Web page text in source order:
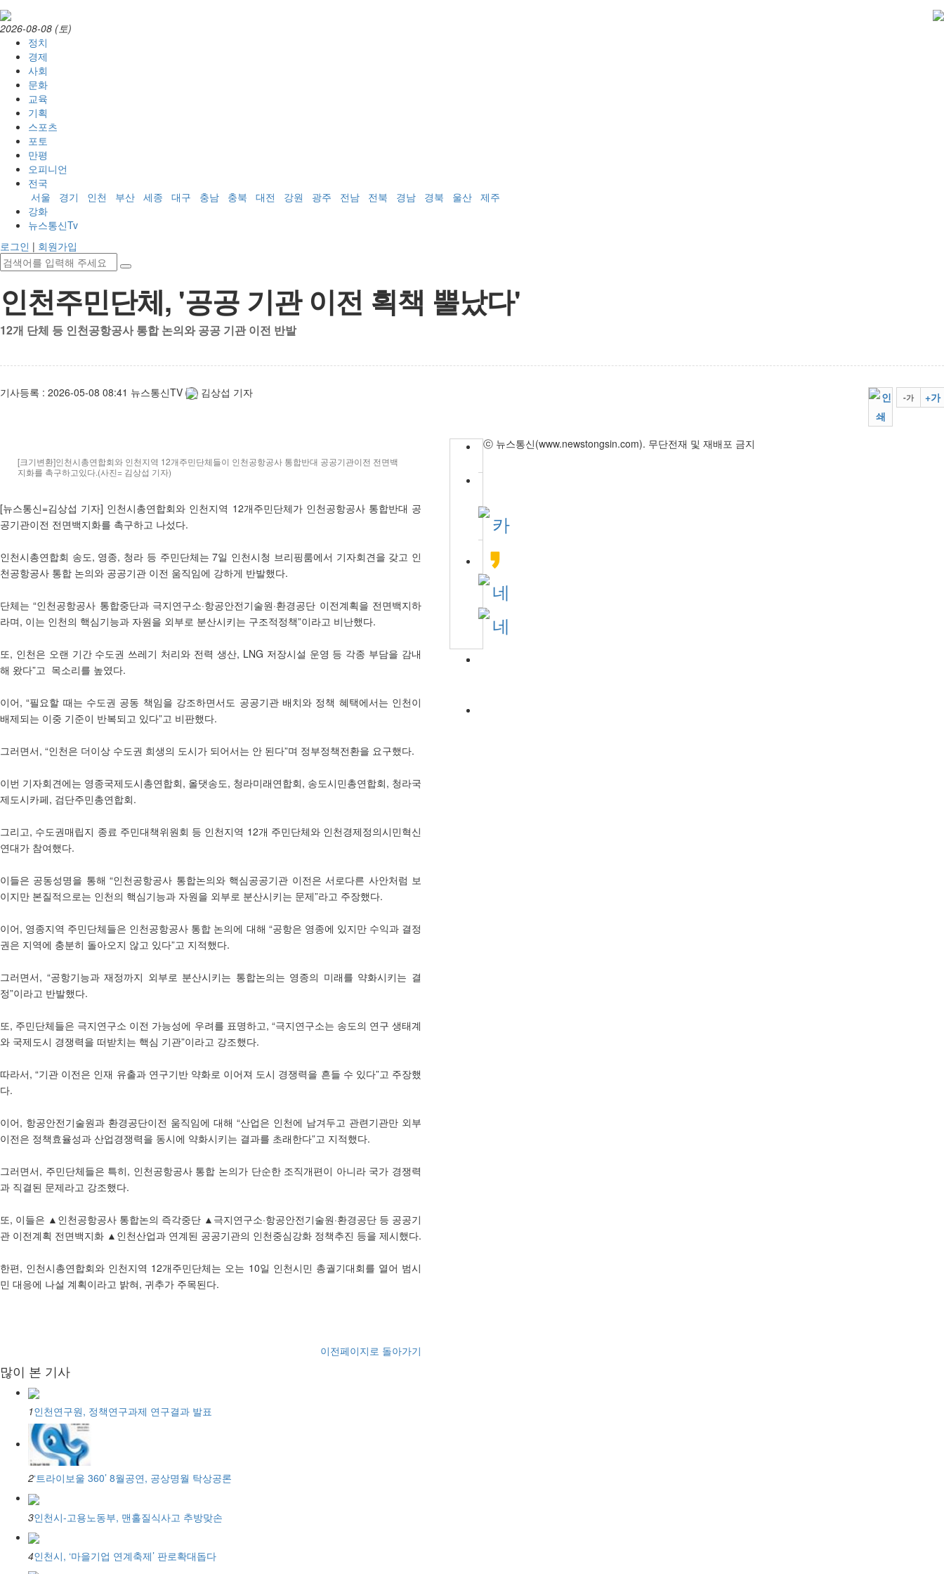
2026-08-08 (토)
정치
경제
사회
문화
교육
기획
스포츠
포토
만평
오피니언
전국
서울
경기 인천 부산 세종 대구 충남 충북 대전 강원 광주 전남 전북 경남 경북 울산 제주
강화
뉴스통신Tv
로그인 | 회원가입
인천주민단체, '공공 기관 이전 획책 뿔났다'
12개 단체 등 인천공항공사 통합 논의와 공공 기관 이전 반발
기사등록 : 2026-05-08 08:41 뉴스통신TV 김상섭 기자 -가 +가
[크기변환]인천시총연합회와 인천지역 12개주민단체들이 인천공항공사 통합반대 공공기관이전 전면백
지화를 촉구하고있다.(사진= 김상섭 기자)
[뉴스통신=김상섭 기자] 인천시총연합회와 인천지역 12개주민단체가 인천공항공사 통합반대 공
공기관이전 전면백지화를 촉구하고 나섰다.
인천시총연합회 송도, 영종, 청라 등 주민단체는 7일 인천시청 브리핑룸에서 기자회견을 갖고 인
천공항공사 통합 논의와 공공기관 이전 움직임에 강하게 반발했다.
단체는 “인천공항공사 통합중단과 극지연구소·항공안전기술원·환경공단 이전계획을 전면백지하
라며, 이는 인천의 핵심기능과 자원을 외부로 분산시키는 구조적정책”이라고 비난했다.
또, 인천은 오랜 기간 수도권 쓰레기 처리와 전력 생산, LNG 저장시설 운영 등 각종 부담을 감내
해 왔다”고 목소리를 높였다.
이어, “필요할 때는 수도권 공동 책임을 강조하면서도 공공기관 배치와 정책 혜택에서는 인천이
배제되는 이중 기준이 반복되고 있다”고 비판했다.
그러면서, “인천은 더이상 수도권 희생의 도시가 되어서는 안 된다”며 정부정책전환을 요구했다.
이번 기자회견에는 영종국제도시총연합회, 올댓송도, 청라미래연합회, 송도시민총연합회, 청라국
제도시카페, 검단주민총연합회.
그리고, 수도권매립지 종료 주민대책위원회 등 인천지역 12개 주민단체와 인천경제정의시민혁신
연대가 참여했다.
이들은 공동성명을 통해 “인천공항공사 통합논의와 핵심공공기관 이전은 서로다른 사안처럼 보
이지만 본질적으로는 인천의 핵심기능과 자원을 외부로 분산시키는 문제”라고 주장했다.
이어, 영종지역 주민단체들은 인천공항공사 통합 논의에 대해 “공항은 영종에 있지만 수익과 결정
권은 지역에 충분히 돌아오지 않고 있다”고 지적했다.
그러면서, “공항기능과 재정까지 외부로 분산시키는 통합논의는 영종의 미래를 약화시키는 결
정”이라고 반발했다.
또, 주민단체들은 극지연구소 이전 가능성에 우려를 표명하고, “극지연구소는 송도의 연구 생태계
와 국제도시 경쟁력을 떠받치는 핵심 기관”이라고 강조했다.
따라서, “기관 이전은 인재 유출과 연구기반 약화로 이어져 도시 경쟁력을 흔들 수 있다”고 주장했
다.
이어, 항공안전기술원과 환경공단이전 움직임에 대해 “산업은 인천에 남겨두고 관련기관만 외부
이전은 정책효율성과 산업경쟁력을 동시에 약화시키는 결과를 초래한다”고 지적했다.
그러면서, 주민단체들은 특히, 인천공항공사 통합 논의가 단순한 조직개편이 아니라 국가 경쟁력
과 직결된 문제라고 강조했다.
또, 이들은 ▲인천공항공사 통합논의 즉각중단 ▲극지연구소·항공안전기술원·환경공단 등 공공기
관 이전계획 전면백지화 ▲인천산업과 연계된 공공기관의 인천중심강화 정책추진 등을 제시했다.
한편, 인천시총연합회와 인천지역 12개주민단체는 오는 10일 인천시민 총궐기대회를 열어 범시
민 대응에 나설 계획이라고 밝혀, 귀추가 주목된다.
ⓒ 뉴스통신(www.newstongsin.com). 무단전재 및 재배포 금지
이전페이지로 돌아가기
많이 본 기사
1인천연구원, 정책연구과제 연구결과 발표
2‘트라이보울 360’ 8월공연, 공상명월 탁상공론
3인천시-고용노동부, 맨홀질식사고 추방맞손
4인천시, ‘마을기업 연계축제’ 판로확대돕다